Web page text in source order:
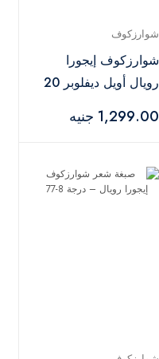
شوارزكوف
شوارزكوف إيجورا
رويال أويل ديفلوبر 20
مل
1,299.00 جنيه